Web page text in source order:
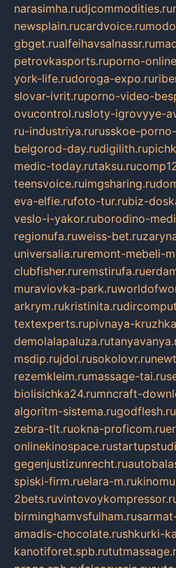
narasimha.rudjcommodities.ru
newsplain.rucardvoice.ru
gbget.rualfeihavsalnassr.ru
petrovkasports.ruporno-
york-life.rudoroga-expo.ru
slovar-ivrit.ruporno-video-
ovucontrol.rusloty-igrovyye-
ru-industriya.rurusskoe-
belgorod-day.rudigilith.ru
medic-today.rutaksu.ru
teensvoice.ruimgsharing.ru
eva-elfie.rufoto-tur.rubiz-
veslo-i-yakor.ruborodino-
regionufa.ruweiss-bet.ru
universalia.ruremont-mebeli-
clubfisher.ruremstirufa.ru
muraviovka-park.ru
arkrym.rukristinita.ru
textexperts.rupivnaya-
demolalapaluza.ru
msdip.rujdol.rusokolovr.ru
rezemkleim.rumassage-tai.ru
biolisichka24.rumncraft-
algoritm-sistema.rugodflesh.ru
zebra-tlt.ruokna-proficom.ru
onlinekinospace.ru
gegenjustizunrecht.ru
spiski-firm.ruelara-m.ru
2bets.ru
birminghamvsfulham.ru
amadis-chocolate.rushkurki-
kanotiforet.spb.ru